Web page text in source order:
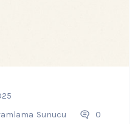
Sunucu 0